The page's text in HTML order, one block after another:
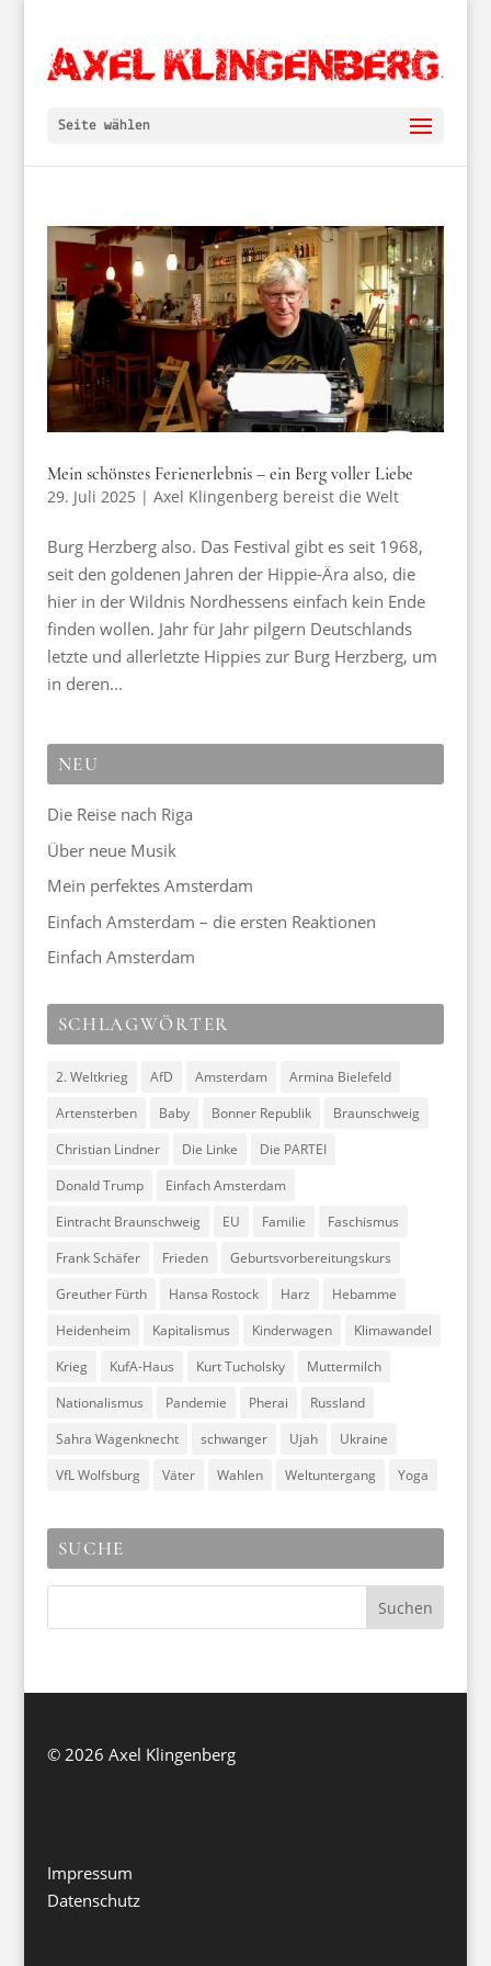
Seite wählen
Mein schönstes Ferienerlebnis – ein Berg voller Liebe
29. Juli 2025 | Axel Klingenberg bereist die Welt
Burg Herzberg also. Das Festival gibt es seit 1968,
seit den goldenen Jahren der Hippie-Ära also, die
hier in der Wildnis Nordhessens einfach kein Ende
finden wollen. Jahr für Jahr pilgern Deutschlands
letzte und allerletzte Hippies zur Burg Herzberg, um
in deren...
NEU
Die Reise nach Riga
Über neue Musik
Mein perfektes Amsterdam
Einfach Amsterdam – die ersten Reaktionen
Einfach Amsterdam
SCHLAGWÖRTER
2. Weltkrieg AfD Amsterdam
Armina Bielefeld
Artensterben
Baby Bonner Republik
Braunschweig
Christian Lindner
Die Linke
Die PARTEI
Donald Trump
Einfach Amsterdam
Eintracht Braunschweig
EU Familie
Faschismus
Frank Schäfer
Frieden
Geburtsvorbereitungskurs
Greuther Fürth
Hansa Rostock Harz
Hebamme
Heidenheim
Kapitalismus Kinderwagen
Klimawandel
Krieg
KufA-Haus Kurt Tucholsky
Muttermilch
Nationalismus
Pandemie Pherai
Russland
Sahra Wagenknecht
schwanger Ujah
Ukraine
VfL Wolfsburg
Väter Wahlen Weltuntergang Yoga
SUCHE
© 2026 Axel Klingenberg
Impressum
Datenschutz